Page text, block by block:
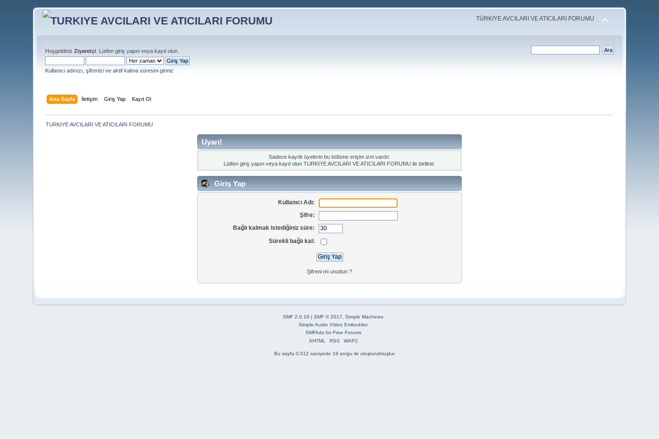
TÜRKİYE AVCILARI VE ATICILARI FORUMU
HoşgeldinizZiyaretçi . Lütfengiriş yapın veyakayıt olun
Kullanıcı adınızı, şifrenizi ve aktif kalma süresini giriniz
Ana Sayfa İletişim Giriş Yap Kayıt Ol
TURKIYE AVCILARI VE ATICILARI FORUMU
Uyarı!
Sadece kayıtlı üyelerin bu bölüme erişim izni vardır.
Lütfen giriş yapın veya kayıt olun TURKIYE AVCILARI VE ATICILARI FORUMU ile birlikte.
Giriş Yap
Kullanıcı Adı:
Şifre:
Bağlı kalmak istediğiniz süre:
Sürekli bağlı kal:
Şifreni mi unuttun ?
SMF 2.0.19 | SMF © 2017
Simple Machines
Simple Audio Video Embedder
SMFAdsforFree Forums
XHTML
RSS WAP2
Bu sayfa 0.012 saniyede 19 sorgu ile oluşturulmuştur